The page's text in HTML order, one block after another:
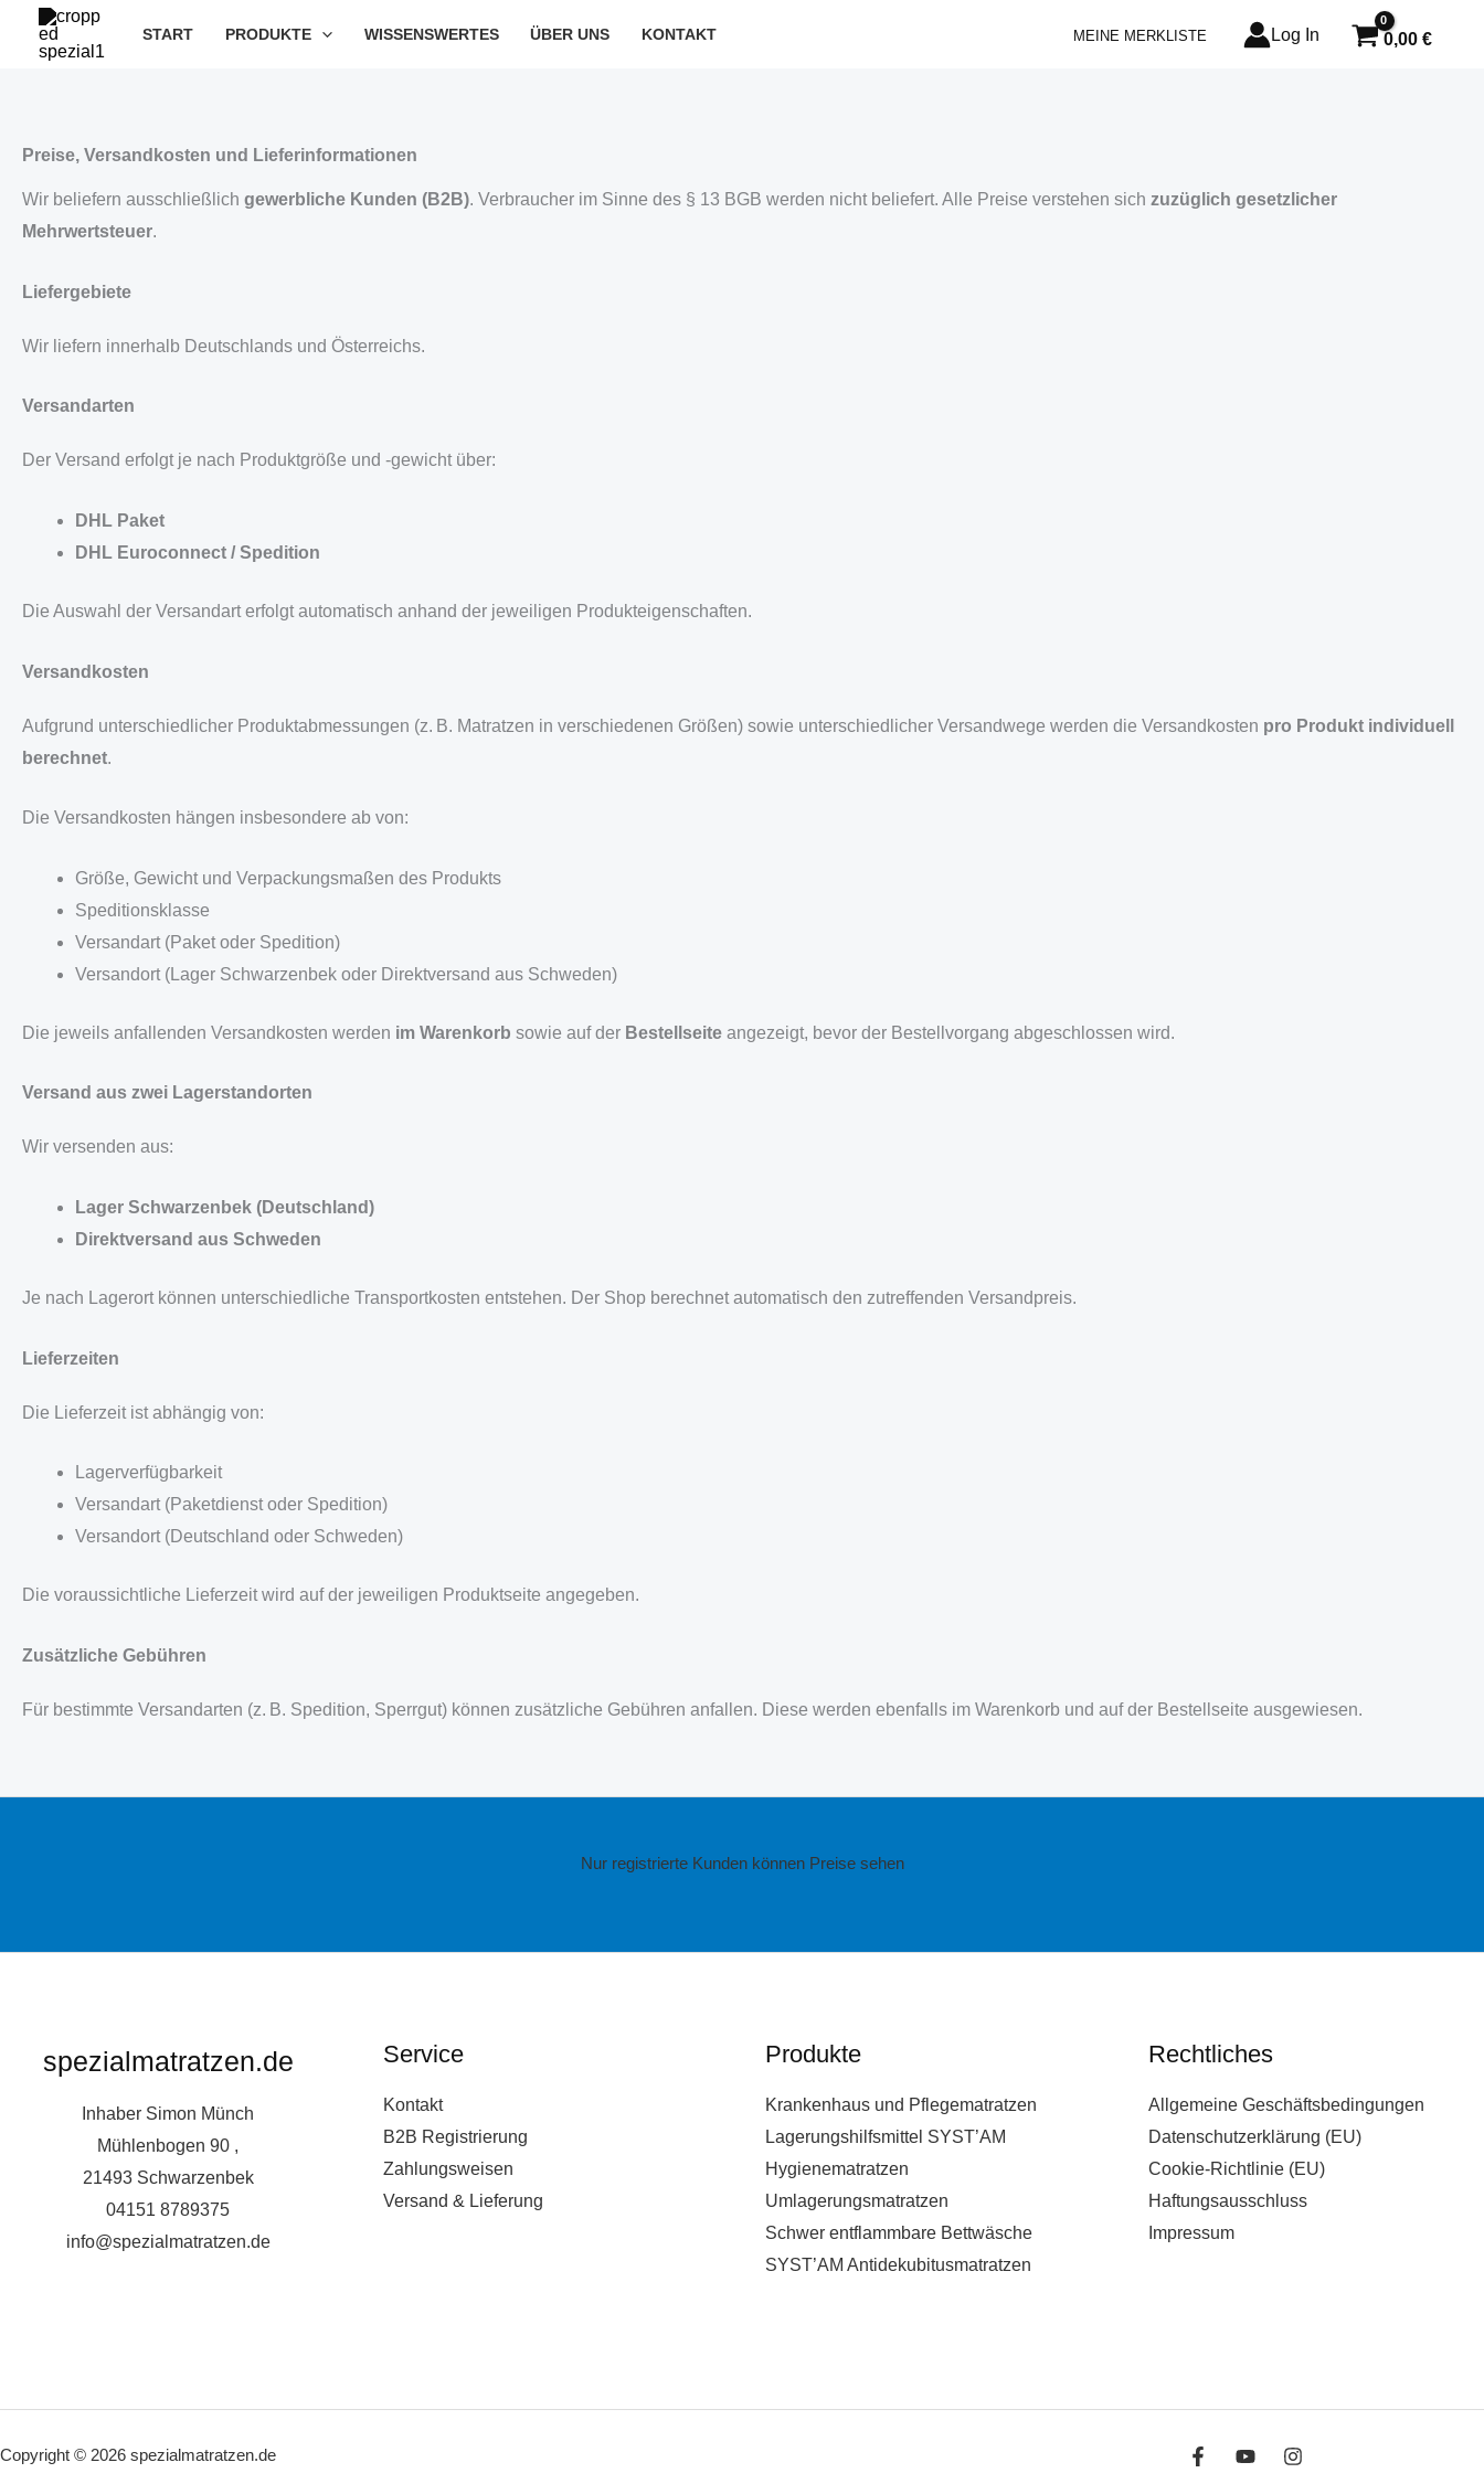
Inhalt
START PRODUKTE WISSENSWERTES ÜBER UNS KONTAKT MEINE MERKLISTE Log In 0,00 €
Preise, Versandkosten und Lieferinformationen
Wir beliefern ausschließlich gewerbliche Kunden (B2B). Verbraucher im Sinne des § 13 BGB werden nicht beliefert. Alle Preise verstehen sich zuzüglich gesetzlicher
Mehrwertsteuer.
Liefergebiete
Wir liefern innerhalb Deutschlands und Österreichs.
Versandarten
Der Versand erfolgt je nach Produktgröße und -gewicht über:
DHL Paket
DHL Euroconnect / Spedition
Die Auswahl der Versandart erfolgt automatisch anhand der jeweiligen Produkteigenschaften.
Versandkosten
Aufgrund unterschiedlicher Produktabmessungen (z. B. Matratzen in verschiedenen Größen) sowie unterschiedlicher Versandwege werden die Versandkosten pro Produkt individuell
berechnet.
Die Versandkosten hängen insbesondere ab von:
Größe, Gewicht und Verpackungsmaßen des Produkts
Speditionsklasse
Versandart (Paket oder Spedition)
Versandort (Lager Schwarzenbek oder Direktversand aus Schweden)
Die jeweils anfallenden Versandkosten werden im Warenkorb sowie auf der Bestellseite angezeigt, bevor der Bestellvorgang abgeschlossen wird.
Versand aus zwei Lagerstandorten
Wir versenden aus:
Lager Schwarzenbek (Deutschland)
Direktversand aus Schweden
Je nach Lagerort können unterschiedliche Transportkosten entstehen. Der Shop berechnet automatisch den zutreffenden Versandpreis.
Lieferzeiten
Die Lieferzeit ist abhängig von:
Lagerverfügbarkeit
Versandart (Paketdienst oder Spedition)
Versandort (Deutschland oder Schweden)
Die voraussichtliche Lieferzeit wird auf der jeweiligen Produktseite angegeben.
Zusätzliche Gebühren
Für bestimmte Versandarten (z. B. Spedition, Sperrgut) können zusätzliche Gebühren anfallen. Diese werden ebenfalls im Warenkorb und auf der Bestellseite ausgewiesen.
Nur registrierte Kunden können Preise sehen
spezialmatratzen.de
Inhaber Simon Münch
Mühlenbogen 90 ,
21493 Schwarzenbek
04151 8789375
info@spezialmatratzen.de
Service
Kontakt
B2B Registrierung
Zahlungsweisen
Versand & Lieferung
Produkte
Krankenhaus und Pflegematratzen
Lagerungshilfsmittel SYST’AM
Hygienematratzen
Umlagerungsmatratzen
Schwer entflammbare Bettwäsche
SYST’AM Antidekubitusmatratzen
Rechtliches
Allgemeine Geschäftsbedingungen
Datenschutzerklärung (EU)
Cookie-Richtlinie (EU)
Haftungsausschluss
Impressum
Copyright © 2026 spezialmatratzen.de